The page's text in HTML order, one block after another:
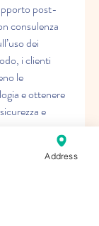
post-
consulenza
dei
i clienti
le
e ottenere
e
2
Address